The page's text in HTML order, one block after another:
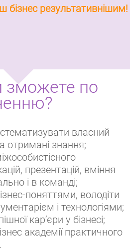
результативнішим!
по
власний
отримані знання;
презентацій, вміння
і в команді;
поняттями, володіти
і технологіями;
кар’єри у бізнесі;
академії практичного